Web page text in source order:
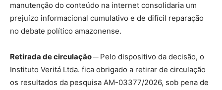
manutenção do conteúdo na internet consolidaria um
prejuízo informacional cumulativo e de difícil reparação
no debate político amazonense.
Retirada de circulação ─ Pelo dispositivo da decisão, o
Instituto Veritá Ltda. fica obrigado a retirar de circulação
os resultados da pesquisa AM-03377/2026, sob pena de